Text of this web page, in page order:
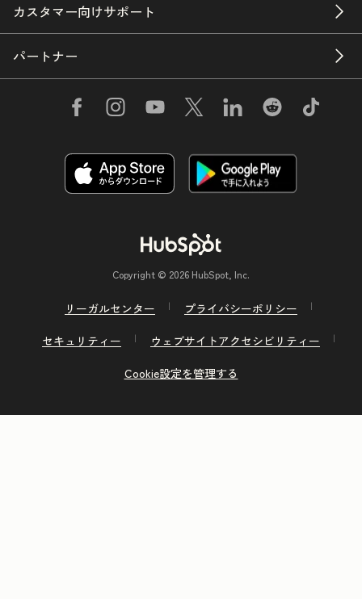
カスタマー向けサポート
パートナー
Copyright © 2026 HubSpot, Inc.
リーガルセンター
プライバシーポリシー
セキュリティー
ウェブサイトアクセシビリティー
Cookie設定を管理する